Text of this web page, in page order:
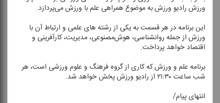
ورزش رادیو ورزش به موضوع همراهی علم با ورزش می‌پردازد.
این برنامه در هر قسمت به یكی از رشته های علمی و ارتباط آن با
ورزش از جمله روانشناسی، هوش‌مصنوعی، مدیریت، كارآفرینی و
اقتصاد خواهد پرداخت.
برنامه علم و ورزش كه كاری از گروه فرهنگ و علوم ورزشی است، هر
شب ساعت ۲۱:۳۰ از رادیو ورزش پخش خواهد شد‌.
انتهای پیام/